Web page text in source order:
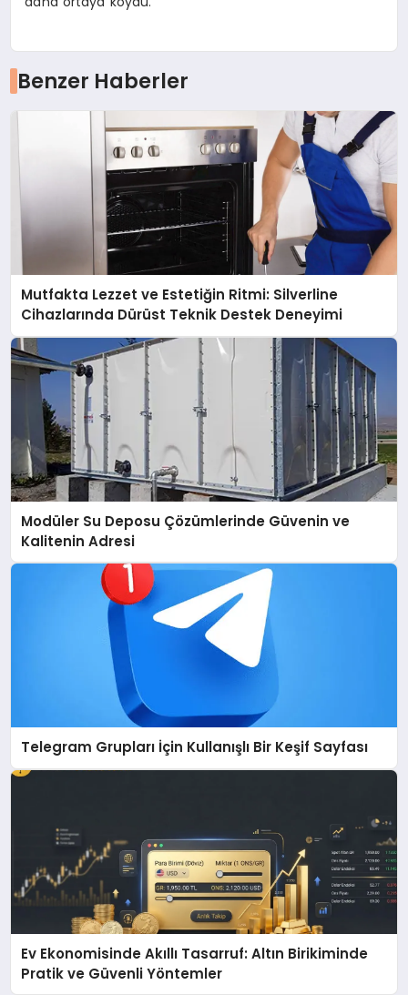
Benzer Haberler
Mutfakta Lezzet ve Estetiğin Ritmi: Silverline
Cihazlarında Dürüst Teknik Destek Deneyimi
Modüler Su Deposu Çözümlerinde Güvenin ve
Kalitenin Adresi
Telegram Grupları İçin Kullanışlı Bir Keşif Sayfası
Ev Ekonomisinde Akıllı Tasarruf: Altın Birikiminde
Pratik ve Güvenli Yöntemler